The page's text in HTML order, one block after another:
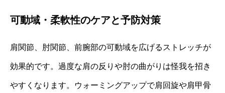
可動域・柔軟性のケアと予防対策
肩関節、肘関節、前腕部の可動域を広げるストレッチが
効果的です。過度な肩の反りや肘の曲がりは怪我を招き
やすくなります。ウォーミングアップで肩回旋や肩甲骨